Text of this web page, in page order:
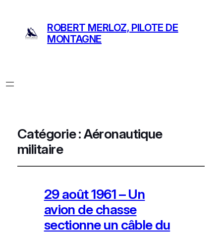
ROBERT MERLOZ, PILOTE DE
MONTAGNE
Catégorie :Aéronautique
militaire
29 août 1961 – Un
avion de chasse
sectionne un câble du